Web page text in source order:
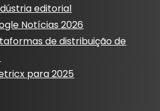
editorial
Notícias 2026
de distribuição de
para 2025